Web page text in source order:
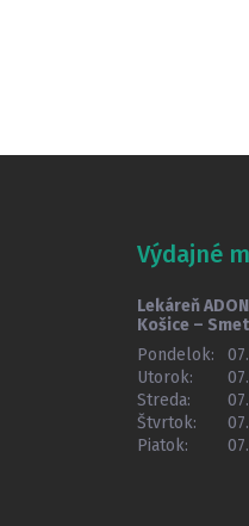
Výdajné
Lekáreň
Košice –
Pondelok:
Utorok:
Streda:
Štvrtok:
Piatok: